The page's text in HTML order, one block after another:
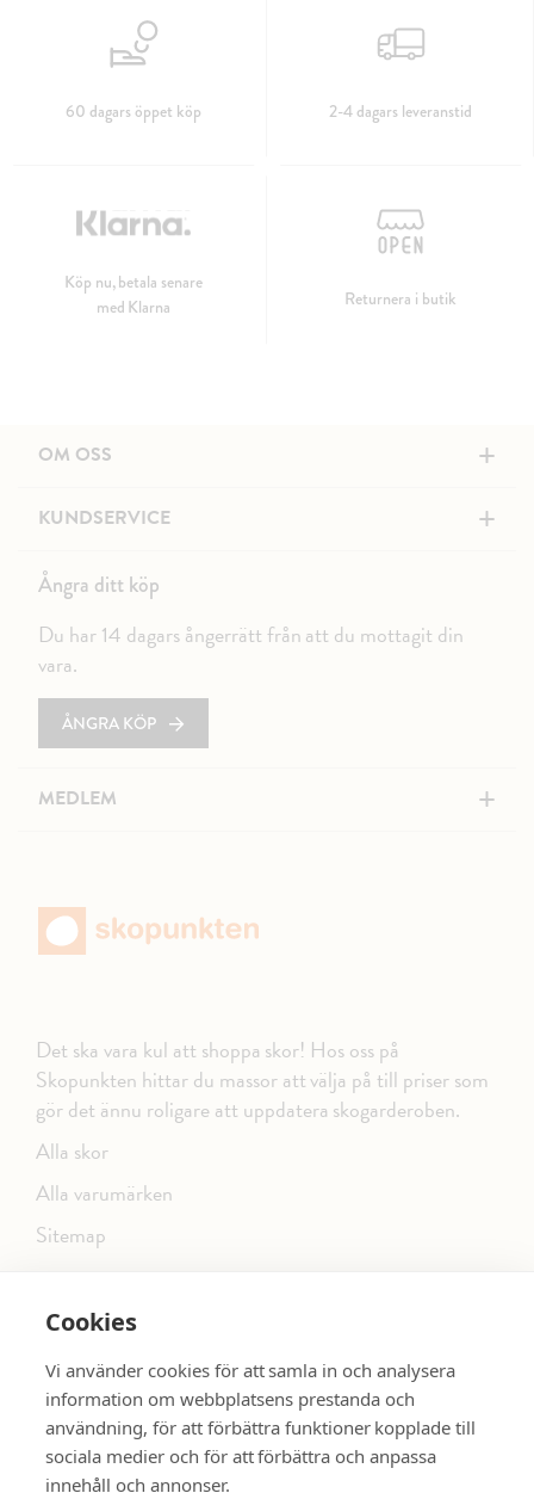
Cookies
Vi använder cookies för att samla in och analysera
information om webbplatsens prestanda och
användning, för att förbättra funktioner kopplade till
sociala medier och för att förbättra och anpassa
innehåll och annonser.
60 dagars öppet köp 2-4 dagars leveranstid
Köp nu, betala senare
med Klarna
Returnera i butik
OM OSS +
KUNDSERVICE +
Ångra ditt köp
Du har 14 dagars ångerrätt från att du mottagit din
vara.
ÅNGRA KÖP
MEDLEM +
Det ska vara kul att shoppa skor! Hos oss på
Skopunkten hittar du massor att välja på till priser som
gör det ännu roligare att uppdatera skogarderoben.
Alla skor
Alla varumärken
Sitemap
FÖLJ OSS PÅ SOCIALA MEDIER
SE MER SKOR: dinsko.se